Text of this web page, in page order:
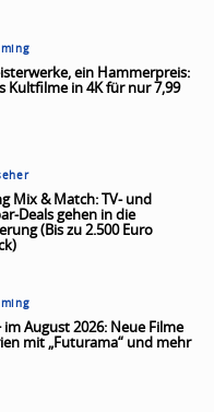
ein Hammerpreis:
Kultfilme in 4K für nur 7,99
Mix & Match: TV- und
Deals gehen in die
(Bis zu 2.500 Euro
im August 2026: Neue Filme
mit „Futurama“ und mehr